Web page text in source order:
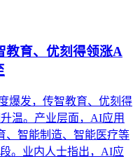
教育、优刻得领涨A
爆发，传智教育、优刻得
温。产业层面，AI应用
、智能制造、智能医疗等
。业内人士指出，AI应